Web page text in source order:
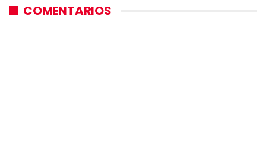
COMENTARIOS